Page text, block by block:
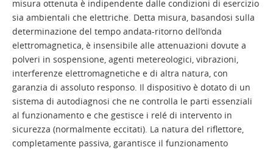
misura ottenuta è indipendente dalle condizioni di esercizio
sia ambientali che elettriche. Detta misura, basandosi sulla
determinazione del tempo andata-ritorno dell’onda
elettromagnetica, è insensibile alle attenuazioni dovute a
polveri in sospensione, agenti metereologici, vibrazioni,
interferenze elettromagnetiche e di altra natura, con
garanzia di assoluto responso. Il dispositivo è dotato di un
sistema di autodiagnosi che ne controlla le parti essenziali
al funzionamento e che gestisce i relé di intervento in
sicurezza (normalmente eccitati). La natura del riflettore,
completamente passiva, garantisce il funzionamento